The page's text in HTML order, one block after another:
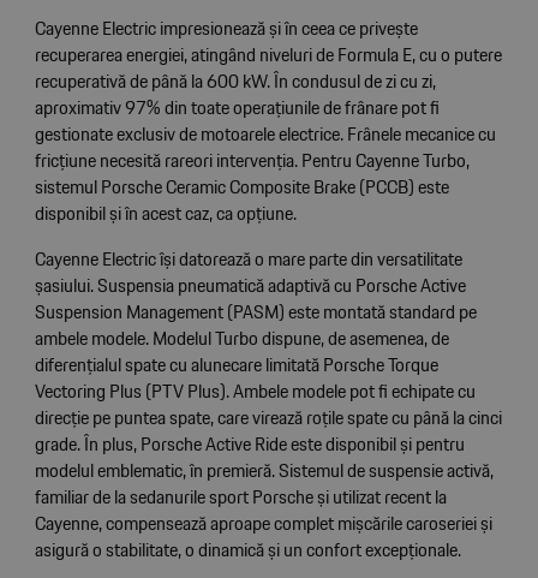
Cayenne Electric impresionează și în ceea ce privește
recuperarea energiei, atingând niveluri de Formula E, cu o putere
recuperativă de până la 600 kW. În condusul de zi cu zi,
aproximativ 97% din toate operațiunile de frânare pot fi
gestionate exclusiv de motoarele electrice. Frânele mecanice cu
fricțiune necesită rareori intervenția. Pentru Cayenne Turbo,
sistemul Porsche Ceramic Composite Brake (PCCB) este
disponibil și în acest caz, ca opțiune.
Cayenne Electric își datorează o mare parte din versatilitate
șasiului. Suspensia pneumatică adaptivă cu Porsche Active
Suspension Management (PASM) este montată standard pe
ambele modele. Modelul Turbo dispune, de asemenea, de
diferențialul spate cu alunecare limitată Porsche Torque
Vectoring Plus (PTV Plus). Ambele modele pot fi echipate cu
direcție pe puntea spate, care virează roțile spate cu până la cinci
grade. În plus, Porsche Active Ride este disponibil și pentru
modelul emblematic, în premieră. Sistemul de suspensie activă,
familiar de la sedanurile sport Porsche și utilizat recent la
Cayenne, compensează aproape complet mișcările caroseriei și
asigură o stabilitate, o dinamică și un confort excepționale.